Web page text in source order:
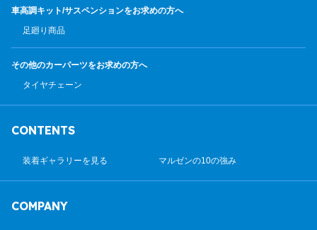
車高調キット/サスペンションをお求めの方へ
足廻り商品
その他のカーパーツをお求めの方へ
タイヤチェーン
CONTENTS
装着ギャラリーを見る マルゼンの10の強み
COMPANY